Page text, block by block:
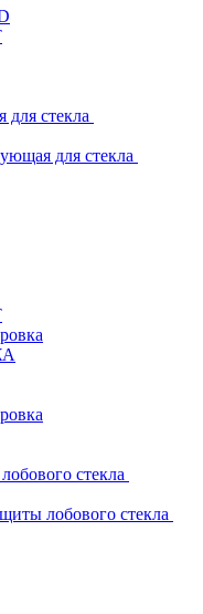
стекла
для стекла
стекла
лобового стекла